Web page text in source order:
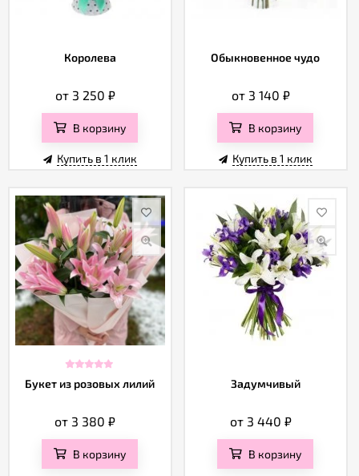
Королева
от 3 250 ₽
В корзину
Купить в 1 клик
Обыкновенное чудо
от 3 140 ₽
В корзину
Купить в 1 клик
Букет из розовых лилий
от 3 380₽
В корзину
Задумчивый
от 3 440 ₽
В корзину